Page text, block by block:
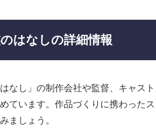
はなしの詳細情報
はなし」の制作会社や監督、キャス
ています。作品づくりに携わった
ましょう。